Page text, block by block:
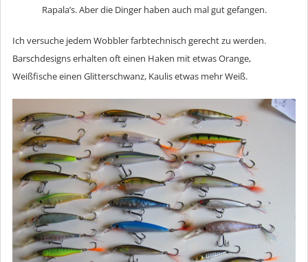
Rapala’s. Aber die Dinger haben auch mal gut gefangen.
Ich versuche jedem Wobbler farbtechnisch gerecht zu werden.
Barschdesigns erhalten oft einen Haken mit etwas Orange,
Weißfische einen Glitterschwanz, Kaulis etwas mehr Weiß.